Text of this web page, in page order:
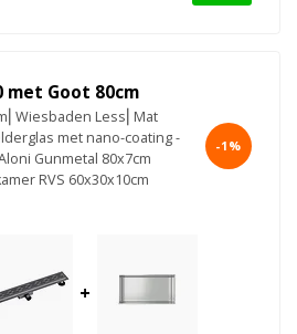
met Goot 80cm
Less⎢Mat
met nano-coating -
Gunmetal 80x7cm
RVS 60x30x10cm
-1%
+